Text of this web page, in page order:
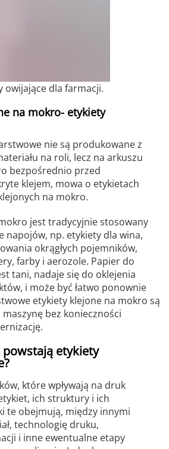
owijające dla farmacji.
na mokro- etykiety
nie są produkowane z
na roli, lecz na arkuszu
bezpośrednio przed
klejem, mowa o etykietach
na mokro.
jest tradycyjnie stosowany
napojów, np. etykiety dla wina,
okrągłych pojemników,
farby i aerozole. Papier do
tani, nadaje się do oklejenia
i może być łatwo ponownie
etykiety klejone na mokro są
bez konieczności
powstają etykiety
które wpływają na druk
ich struktury i ich
te obejmują, między innymi
technologię druku,
i inne ewentualne etapy